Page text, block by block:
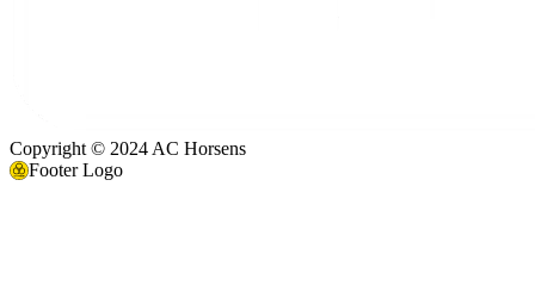
Copyright © 2024 AC Horsens
Footer Logo